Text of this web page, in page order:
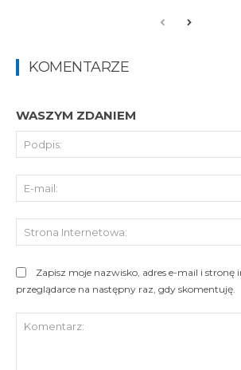
KOMENTARZE
WASZYM ZDANIEM
Zapisz moje nazwisko, adres e-mail i stronę
przeglądarce na następny raz, gdy skomentuję.